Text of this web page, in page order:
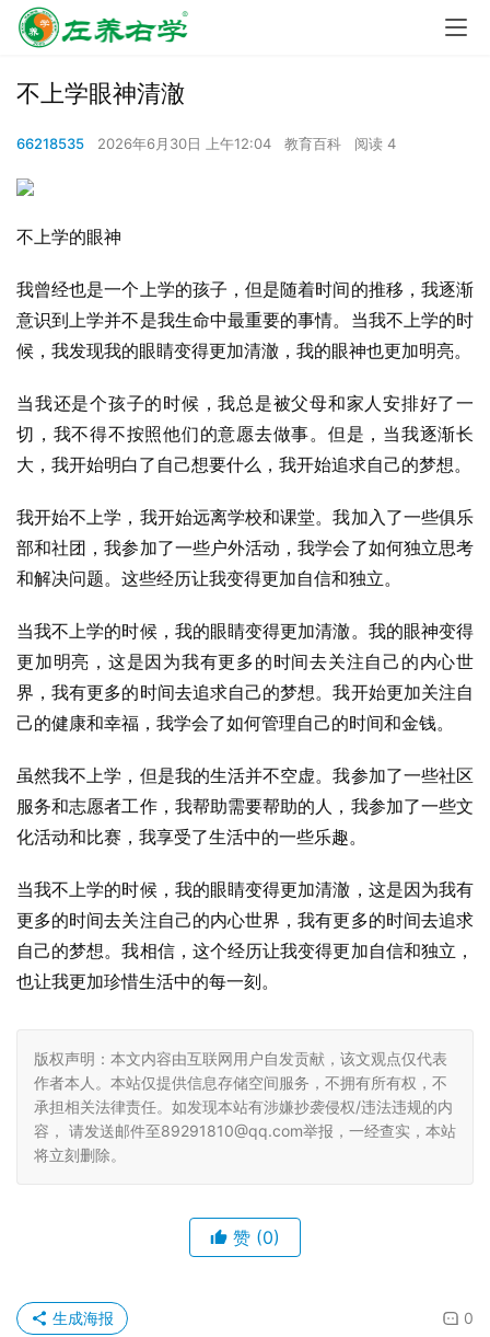
不上学眼神清澈
66218535 2026年6月30日 上午12:04 教育百科 阅读 4
不上学的眼神
我曾经也是一个上学的孩子，但是随着时间的推移，我逐渐
意识到上学并不是我生命中最重要的事情。当我不上学的时
候，我发现我的眼睛变得更加清澈，我的眼神也更加明亮。
当我还是个孩子的时候，我总是被父母和家人安排好了一
切，我不得不按照他们的意愿去做事。但是，当我逐渐长
大，我开始明白了自己想要什么，我开始追求自己的梦想。
我开始不上学，我开始远离学校和课堂。我加入了一些俱乐
部和社团，我参加了一些户外活动，我学会了如何独立思考
和解决问题。这些经历让我变得更加自信和独立。
当我不上学的时候，我的眼睛变得更加清澈。我的眼神变得
更加明亮，这是因为我有更多的时间去关注自己的内心世
界，我有更多的时间去追求自己的梦想。我开始更加关注自
己的健康和幸福，我学会了如何管理自己的时间和金钱。
虽然我不上学，但是我的生活并不空虚。我参加了一些社区
服务和志愿者工作，我帮助需要帮助的人，我参加了一些文
化活动和比赛，我享受了生活中的一些乐趣。
当我不上学的时候，我的眼睛变得更加清澈，这是因为我有
更多的时间去关注自己的内心世界，我有更多的时间去追求
自己的梦想。我相信，这个经历让我变得更加自信和独立，
也让我更加珍惜生活中的每一刻。
版权声明：本文内容由互联网用户自发贡献，该文观点仅代表
作者本人。本站仅提供信息存储空间服务，不拥有所有权，不
承担相关法律责任。如发现本站有涉嫌抄袭侵权/违法违规的内
容， 请发送邮件至89291810@qq.com举报，一经查实，本站
将立刻删除。
赞 (0)
0
生成海报